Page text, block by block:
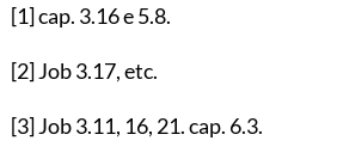
[1]cap. 3.16e5.8.
[2]Job3.17, etc.
[3]Job3.11, 16, 21. cap. 6.3.